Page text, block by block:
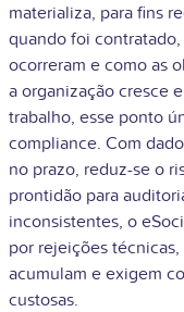
materializa, para fins
quando foi
ocorreram e como as
a organização cresce
trabalho, esse ponto
compliance. Com
no prazo, reduz-se o
prontidão para
inconsistentes, o
por rejeições
acumulam e exigem
custosas.